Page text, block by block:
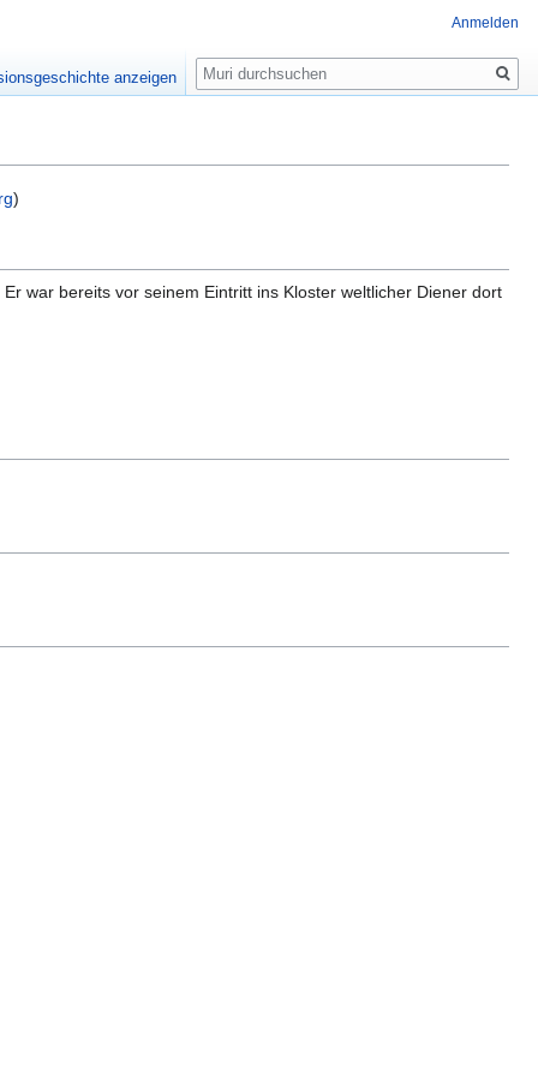
)
war bereits vor seinem Eintritt ins Kloster weltlicher Diener dort
Anmelden
anzeigen
Suche